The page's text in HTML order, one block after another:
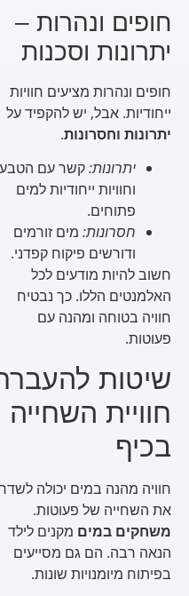
חופים ונהרות –
יתרונות וסכנות
חופים ונהרות מציעים חוויות
ייחודיות. אבל, יש להקפיד על
יתרונות וחסרונות.
יתרונות:קשר עם הטבע
וחוויות ייחודיות למים
פתוחים.
חסרונות:מים זורמים
ודורשים פיקוח קפדני.
חשוב להיות מודעים לכל
האלמנטים הללו. כך נבטיח
חוויה בטוחה ומהנה עם
פעוטות.
שיטות להעברת
חוויית השחייה
בכיף
חוויה מהנה במים יכולה לשדרג
את השחייה של פעוטות.
משחקים במיםמקנים לילד
הנאה רבה. הם גם מסייעים
בפיתוח מיומנויות שונות.